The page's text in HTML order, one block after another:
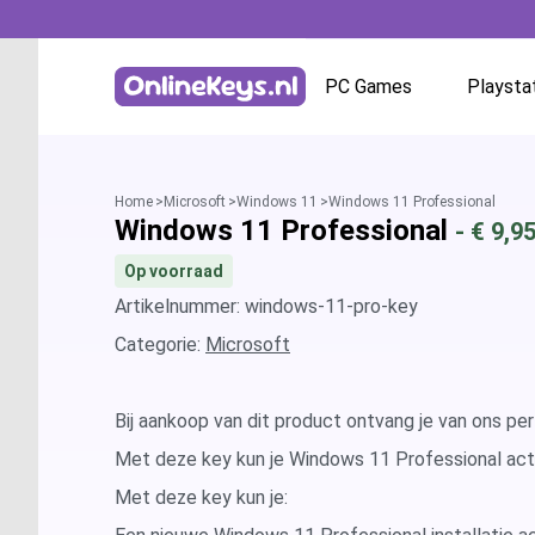
PC Games
GOG.com
EA App / Origin
Ubisoft / Uplay
Home Microsoft Windows 11 Windows 11 Professional
Windows 11 Professional - € 9,95
Op voorraad
Artikelnummer: windows-11-pro-key
Categorie: Microsoft
Bij aankoop van dit product ontvang je van ons
Met deze key kun je Windows 11 Professional
Met deze key kun je: